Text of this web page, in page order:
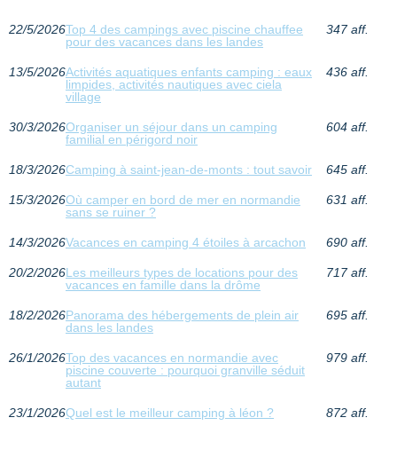
22/5/2026Top 4 des campings avec piscine chauffee
pour des vacances dans les landes
347 aff.
13/5/2026Activités aquatiques enfants camping : eaux
limpides, activités nautiques avec ciela
village
436 aff.
30/3/2026Organiser un séjour dans un camping
familial en périgord noir
604 aff.
18/3/2026Camping à saint-jean-de-monts : tout savoir 645 aff.
15/3/2026Où camper en bord de mer en normandie
sans se ruiner ?
631 aff.
14/3/2026Vacances en camping 4 étoiles à arcachon 690 aff.
20/2/2026Les meilleurs types de locations pour des
vacances en famille dans la drôme
717 aff.
18/2/2026Panorama des hébergements de plein air
dans les landes
695 aff.
26/1/2026Top des vacances en normandie avec
piscine couverte : pourquoi granville séduit
autant
979 aff.
23/1/2026Quel est le meilleur camping à léon ? 872 aff.